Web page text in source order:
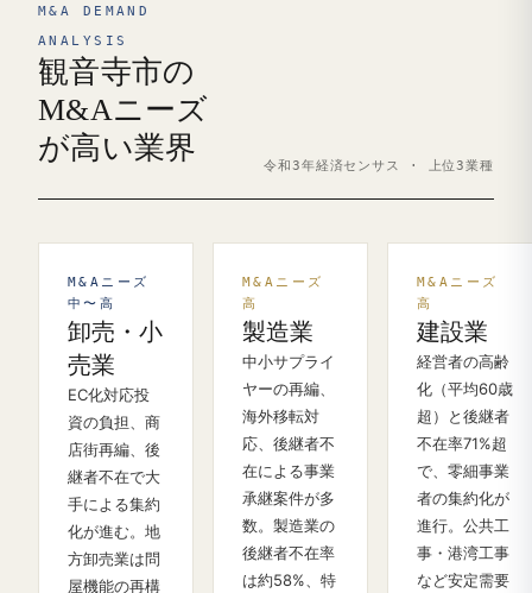
M&A DEMAND
ANALYSIS
観音寺市の
M&Aニーズ
が高い業界
令和3年経済センサス · 上位3業種
M&Aニーズ
中〜高
卸売・小
売業
EC化対応投
資の負担、商
店街再編、後
継者不在で大
手による集約
化が進む。地
方卸売業は問
屋機能の再構
M&Aニーズ
高
製造業
中小サプライ
ヤーの再編、
海外移転対
応、後継者不
在による事業
承継案件が多
数。製造業の
後継者不在率
は約58%、特
M&Aニーズ
高
建設業
経営者の高齢
化（平均60歳
超）と後継者
不在率71%超
で、零細事業
者の集約化が
進行。公共工
事・港湾工事
など安定需要